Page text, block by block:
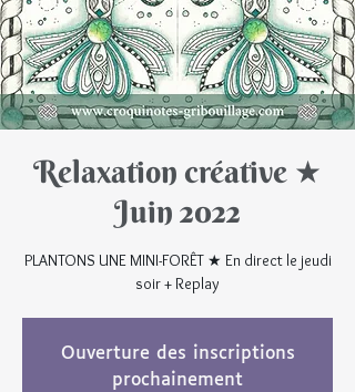
Relaxation créative ★
Juin 2022
PLANTONS UNE MINI-FORÊT ★ En direct le jeudi
soir + Replay
Ouverture des inscriptions
prochainement